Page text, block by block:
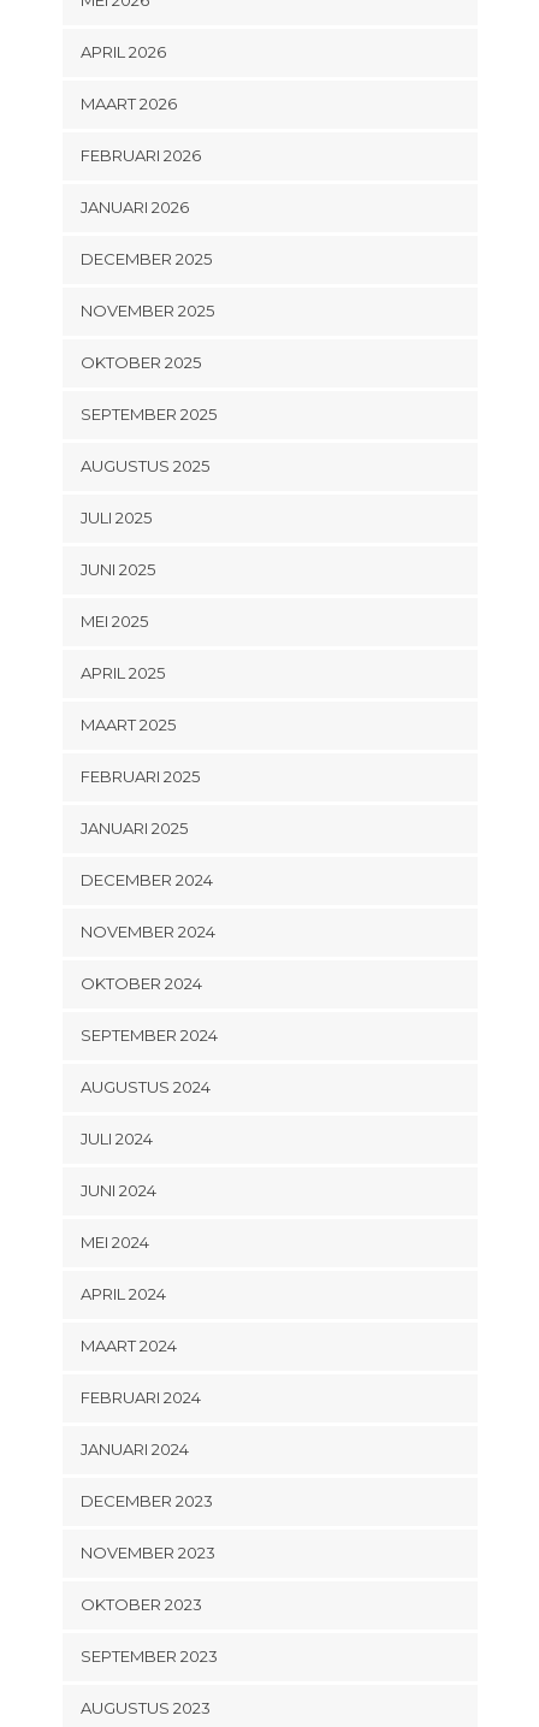
APRIL 2026
MAART 2026
FEBRUARI 2026
JANUARI 2026
DECEMBER 2025
NOVEMBER 2025
OKTOBER 2025
SEPTEMBER 2025
AUGUSTUS 2025
JULI 2025
JUNI 2025
MEI 2025
APRIL 2025
MAART 2025
FEBRUARI 2025
JANUARI 2025
DECEMBER 2024
NOVEMBER 2024
OKTOBER 2024
SEPTEMBER 2024
AUGUSTUS 2024
JULI 2024
JUNI 2024
MEI 2024
APRIL 2024
MAART 2024
FEBRUARI 2024
JANUARI 2024
DECEMBER 2023
NOVEMBER 2023
OKTOBER 2023
SEPTEMBER 2023
AUGUSTUS 2023